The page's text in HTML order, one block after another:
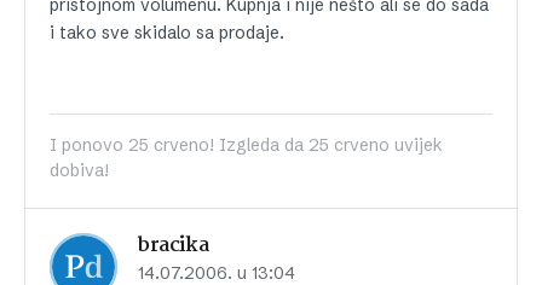
pristojnom volumenu. Kupnja i nije nešto ali se do sada
i tako sve skidalo sa prodaje.
I ponovo 25 crveno! Izgleda da 25 crveno uvijek
dobiva!
bracika
14.07.2006. u 13:04